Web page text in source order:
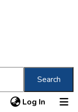
Search
Log In (current)